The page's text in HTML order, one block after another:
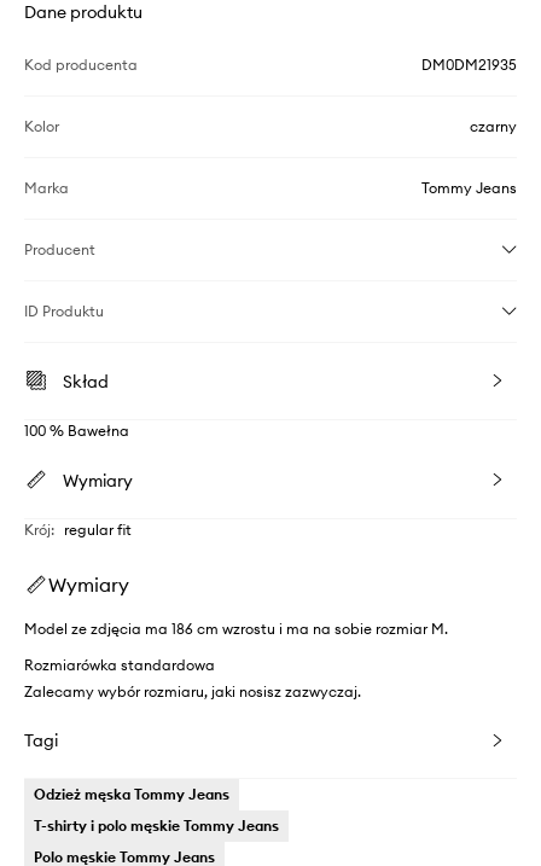
Dane produktu
Kod producenta DM0DM21935
Kolor czarny
Marka Tommy Jeans
Producent
ID Produktu
Skład
100 % Bawełna
Wymiary
Krój: regular fit
Wymiary
Model ze zdjęcia ma 186 cm wzrostu i ma na sobie rozmiar M.
Rozmiarówka standardowa
Zalecamy wybór rozmiaru, jaki nosisz zazwyczaj.
Tagi
Odzież męska Tommy Jeans
T-shirty i polo męskie Tommy Jeans
Polo męskie Tommy Jeans